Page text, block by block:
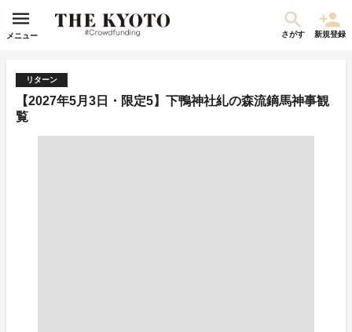
メニュー さがす 新規登録
リターン
【2027年5月3日・限定5】下鴨神社糺の森流鏑馬神事観
覧